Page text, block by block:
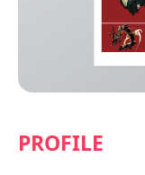
PROFILE